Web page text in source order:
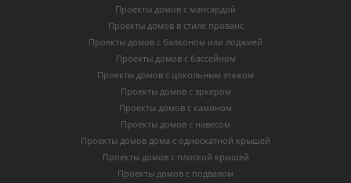
Проекты домов с мансардой
Проекты домов в стиле прованс
Проекты домов с балконом или лоджией
Проекты домов с бассейном
Проекты домов с цокольным этажом
Проекты домов с эркером
Проекты домов с камином
Проекты домов с навесом
Проекты домов дома с односкатной крышей
Проекты домов с плоской крышей
Проекты домов с подвалом